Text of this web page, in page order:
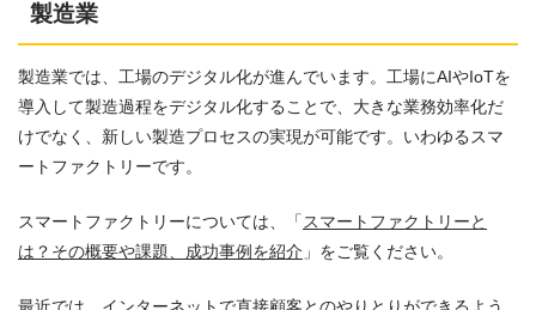
製造業
製造業では、工場のデジタル化が進んでいます。工場にAIやIoTを
導入して製造過程をデジタル化することで、大きな業務効率化だ
けでなく、新しい製造プロセスの実現が可能です。いわゆるスマ
ートファクトリーです。
スマートファクトリーについては、「 スマートファクトリーと
は？その概要や課題、成功事例を紹介 」をご覧ください。